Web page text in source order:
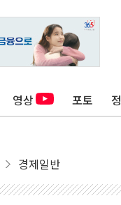
영상 포토
경제일반